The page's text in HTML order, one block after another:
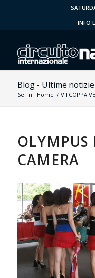
INFO
Blog - Ultime notizie
Sei in: Home / VII COPPA
CAMERA